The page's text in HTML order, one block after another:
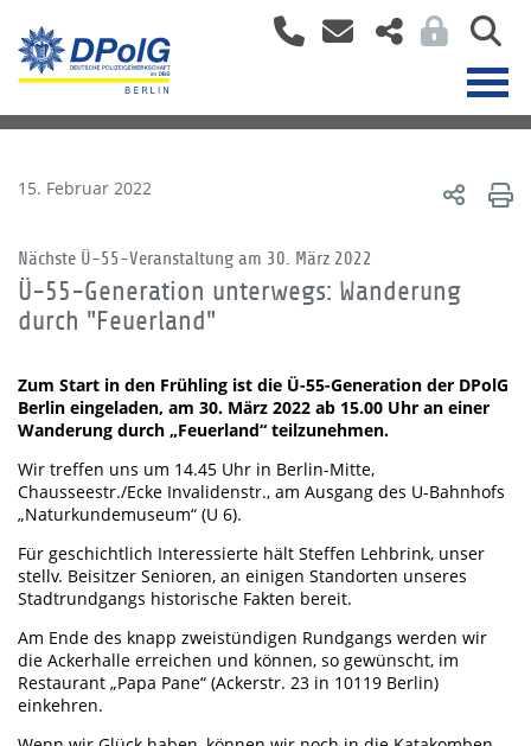
15. Februar 2022
Nächste Ü-55-Veranstaltung am 30. März 2022
Ü-55-Generation unterwegs: Wanderung
durch "Feuerland"
Zum Start in den Frühling ist die Ü-55-Generation der DPolG
Berlin eingeladen, am 30. März 2022 ab 15.00 Uhr an einer
Wanderung durch „Feuerland“ teilzunehmen.
Wir treffen uns um 14.45 Uhr in Berlin-Mitte,
Chausseestr./Ecke Invalidenstr., am Ausgang des U-Bahnhofs
„Naturkundemuseum“ (U 6).
Für geschichtlich Interessierte hält Steffen Lehbrink, unser
stellv. Beisitzer Senioren, an einigen Standorten unseres
Stadtrundgangs historische Fakten bereit.
Am Ende des knapp zweistündigen Rundgangs werden wir
die Ackerhalle erreichen und können, so gewünscht, im
Restaurant „Papa Pane“ (Ackerstr. 23 in 10119 Berlin)
einkehren.